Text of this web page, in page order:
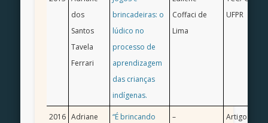
dos
Santos
Tavela
Ferrari
brincadeiras: o
lúdico no
processo de
aprendizagem
das crianças
indígenas.
Coffaci de
Lima
UFPR
2016 Adriane
“É brincando
–